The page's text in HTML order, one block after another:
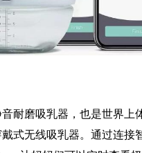
耐磨吸乳器，也是世界上
式无线吸乳器。通过连接